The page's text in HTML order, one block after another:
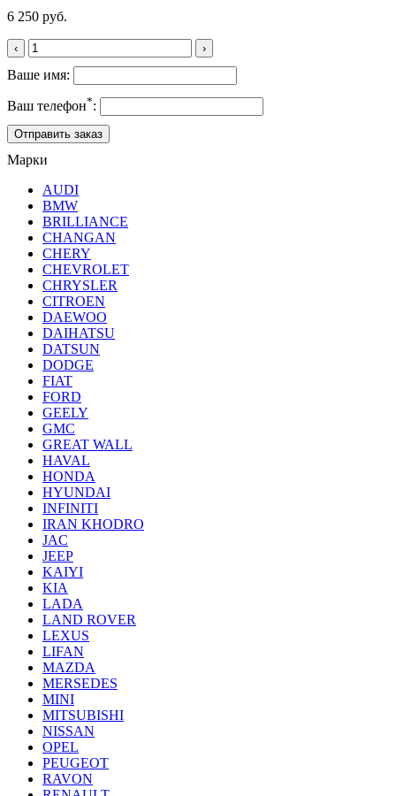
6 250 руб.
‹ ›
Ваше имя:
Ваш телефон*:
Марки
AUDI
BMW
BRILLIANCE
CHANGAN
CHERY
CHEVROLET
CHRYSLER
CITROEN
DAEWOO
DAIHATSU
DATSUN
DODGE
FIAT
FORD
GEELY
GMC
GREAT WALL
HAVAL
HONDA
HYUNDAI
INFINITI
IRAN KHODRO
JAC
JEEP
KAIYI
KIA
LADA
LAND ROVER
LEXUS
LIFAN
MAZDA
MERSEDES
MINI
MITSUBISHI
NISSAN
OPEL
PEUGEOT
RAVON